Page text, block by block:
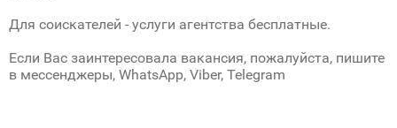
Для соискателей - услуги агентства бесплатные.
Если Вас заинтересовала вакансия, пожалуйста, пишите
в мессенджеры, WhatsApp, Viber, Telegram